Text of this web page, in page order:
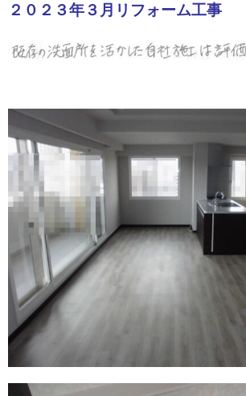
２０２３年３月リフォーム工事